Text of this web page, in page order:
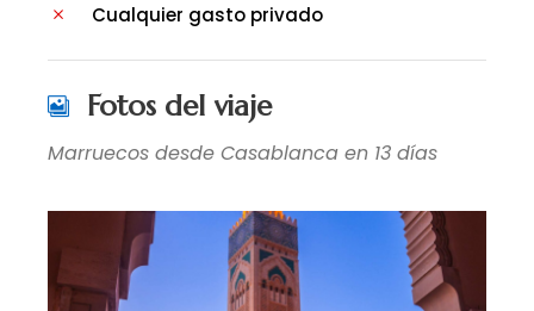
Cualquier gasto privado
Fotos del viaje
Marruecos desde Casablanca en 13 días